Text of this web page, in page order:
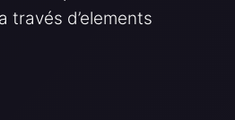
través d’elements